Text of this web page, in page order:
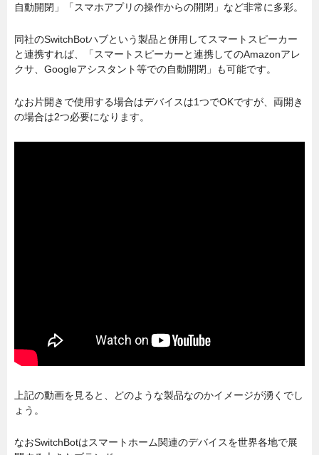
自動開閉」「スマホアプリの操作からの開閉」など非常に多彩。
同社のSwitchBotハブという製品と併用してスマートスピーカー
と連携すれば、「スマートスピーカーと連携してのAmazonアレ
クサ、Googleアシスタント等での自動開閉」も可能です。
なお片開きで使用する場合はデバイスは1つでOKですが、両開き
の場合は2つ必要になります。
上記の動画を見ると、どのような製品なのかイメージが湧くでし
ょう。
なおSwitchBotはスマートホーム関連のデバイスを世界各地で展